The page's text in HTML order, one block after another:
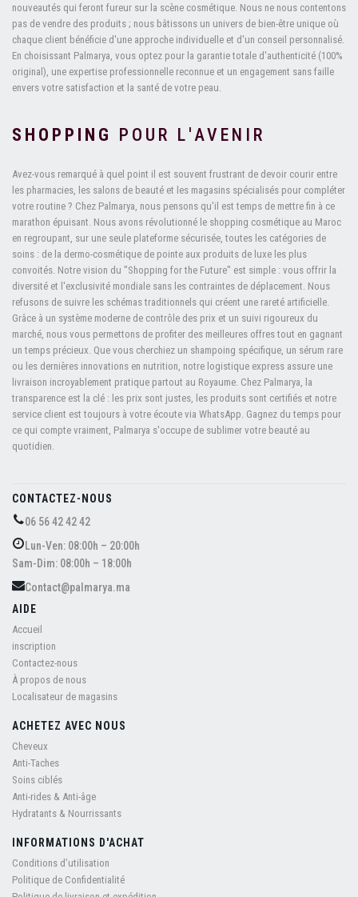
nouveautés qui feront fureur sur la scène cosmétique. Nous ne nous contentons
pas de vendre des produits ; nous bâtissons un univers de bien-être unique où
chaque client bénéficie d'une approche individuelle et d'un conseil personnalisé.
En choisissant Palmarya, vous optez pour la garantie totale d'authenticité (100%
original), une expertise professionnelle reconnue et un engagement sans faille
envers votre satisfaction et la santé de votre peau.
SHOPPING POUR L'AVENIR
Avez-vous remarqué à quel point il est souvent frustrant de devoir courir entre
les pharmacies, les salons de beauté et les magasins spécialisés pour compléter
votre routine ? Chez Palmarya, nous pensons qu'il est temps de mettre fin à ce
marathon épuisant. Nous avons révolutionné le shopping cosmétique au Maroc
en regroupant, sur une seule plateforme sécurisée, toutes les catégories de
soins : de la dermo-cosmétique de pointe aux produits de luxe les plus
convoités. Notre vision du "Shopping for the Future" est simple : vous offrir la
diversité et l'exclusivité mondiale sans les contraintes de déplacement. Nous
refusons de suivre les schémas traditionnels qui créent une rareté artificielle.
Grâce à un système moderne de contrôle des prix et un suivi rigoureux du
marché, nous vous permettons de profiter des meilleures offres tout en gagnant
un temps précieux. Que vous cherchiez un shampoing spécifique, un sérum rare
ou les dernières innovations en nutrition, notre logistique express assure une
livraison incroyablement pratique partout au Royaume. Chez Palmarya, la
transparence est la clé : les prix sont justes, les produits sont certifiés et notre
service client est toujours à votre écoute via WhatsApp. Gagnez du temps pour
ce qui compte vraiment, Palmarya s'occupe de sublimer votre beauté au
quotidien.
CONTACTEZ-NOUS
06 56 42 42 42
Lun-Ven: 08:00h – 20:00h
Sam-Dim: 08:00h – 18:00h
Contact@palmarya.ma
AIDE
Accueil
inscription
Contactez-nous
À propos de nous
Localisateur de magasins
ACHETEZ AVEC NOUS
Cheveux
Anti-Taches
Soins ciblés
Anti-rides & Anti-âge
Hydratants & Nourrissants
INFORMATIONS D'ACHAT
Conditions d’utilisation
Politique de Confidentialité